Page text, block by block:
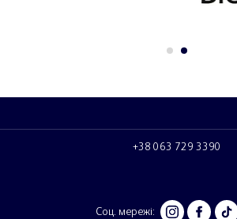
+38 063 729 3390
Соц. мережі: